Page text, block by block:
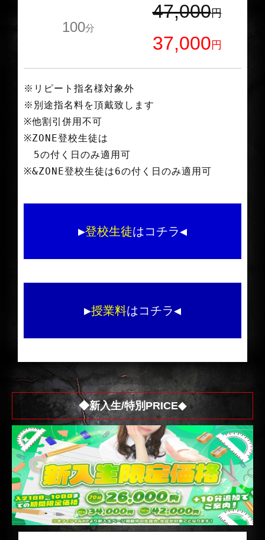
100分
47,000円
37,000円
※リピート指名様対象外
※別途指名料を頂戴致します
※他割引併用不可
※ZONE登校生徒は
5の付く日のみ適用可
※&ZONE登校生徒は6の付く日のみ適用可
▶登校生徒はコチラ◀
▶授業料はコチラ◀
◆新入生/特別PRICE◆